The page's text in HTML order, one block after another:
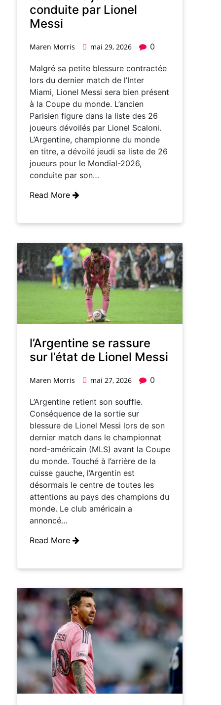
conduite par Lionel
Messi
Maren Morris mai 29, 2026 0
Malgré sa petite blessure contractée
lors du dernier match de l’Inter
Miami, Lionel Messi sera bien présent
à la Coupe du monde. L’ancien
Parisien figure dans la liste des 26
joueurs dévoilés par Lionel Scaloni.
L’Argentine, championne du monde
en titre, a dévoilé jeudi sa liste de 26
joueurs pour le Mondial-2026,
conduite par son…
Read More
l’Argentine se rassure
sur l’état de Lionel Messi
Maren Morris mai 27, 2026 0
L’Argentine retient son souffle.
Conséquence de la sortie sur
blessure de Lionel Messi lors de son
dernier match dans le championnat
nord-américain (MLS) avant la Coupe
du monde. Touché à l’arrière de la
cuisse gauche, l’Argentin est
désormais le centre de toutes les
attentions au pays des champions du
monde. Le club américain a
annoncé…
Read More